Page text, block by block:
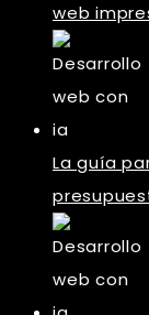
web
La guía